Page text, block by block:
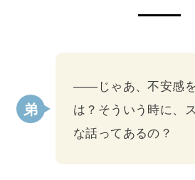
――じゃあ、不安感
は？そういう時に、
な話ってあるの？